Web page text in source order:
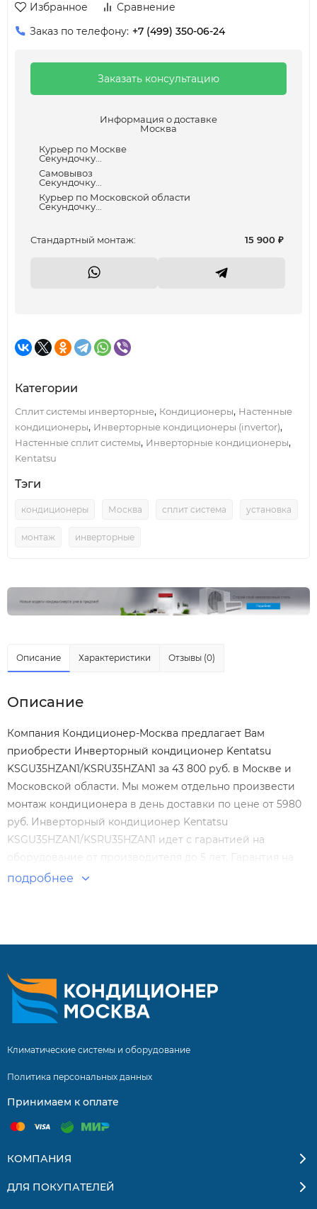
Избранное
Сравнение
Заказ по телефону: +7 (499) 350-06-24
Заказать консультацию
Информация о доставке
Москва
Курьер по Москве
Секундочку...
Самовывоз
Секундочку...
Курьер по Московской области
Секундочку...
Cтандартный монтаж: 15 900 ₽
Категории
Сплит системы инверторные, Кондиционеры, Настенные
кондиционеры, Инверторные кондиционеры (invertor),
Настенные сплит системы, Инверторные кондиционеры,
Kentatsu
Тэги
кондиционеры Москва сплит система установка
монтаж инверторные
Описание Характеристики Отзывы (0)
Описание
Компания Кондиционер-Москва предлагает Вам
приобрести Инверторный кондиционер Kentatsu
KSGU35HZAN1/KSRU35HZAN1 за 43 800 руб. в Москве и
Московской области. Мы можем отдельно произвести
монтаж кондиционера в день доставки по цене от 5980
руб. Инверторный кондиционер Kentatsu
KSGU35HZAN1/KSRU35HZAN1 идет с гарантией на
оборудование от производителя до 5 лет. Гарантия на
монтаж Инверторный кондиционер Kentatsu
кондиционеров и сплит-систем по Москве и
специалисты. Гарантия на монтаж 5 лет.
подробнее
Климатические системы и оборудование
Политика персональных данных
Принимаем к оплате
КОМПАНИЯ
ДЛЯ ПОКУПАТЕЛЕЙ